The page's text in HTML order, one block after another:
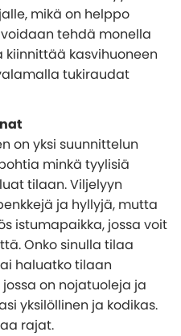
mikä on helppo
tehdä monella
kasvihuoneen
tukiraudat
on yksi suunnittelun
minkä tyylisiä
tilaan. Viljelyyn
ja hyllyjä, mutta
istumapaikka, jossa voit
Onko sinulla tilaa
haluatko tilaan
on nojatuoleja ja
yksilöllinen ja kodikas.
rajat.